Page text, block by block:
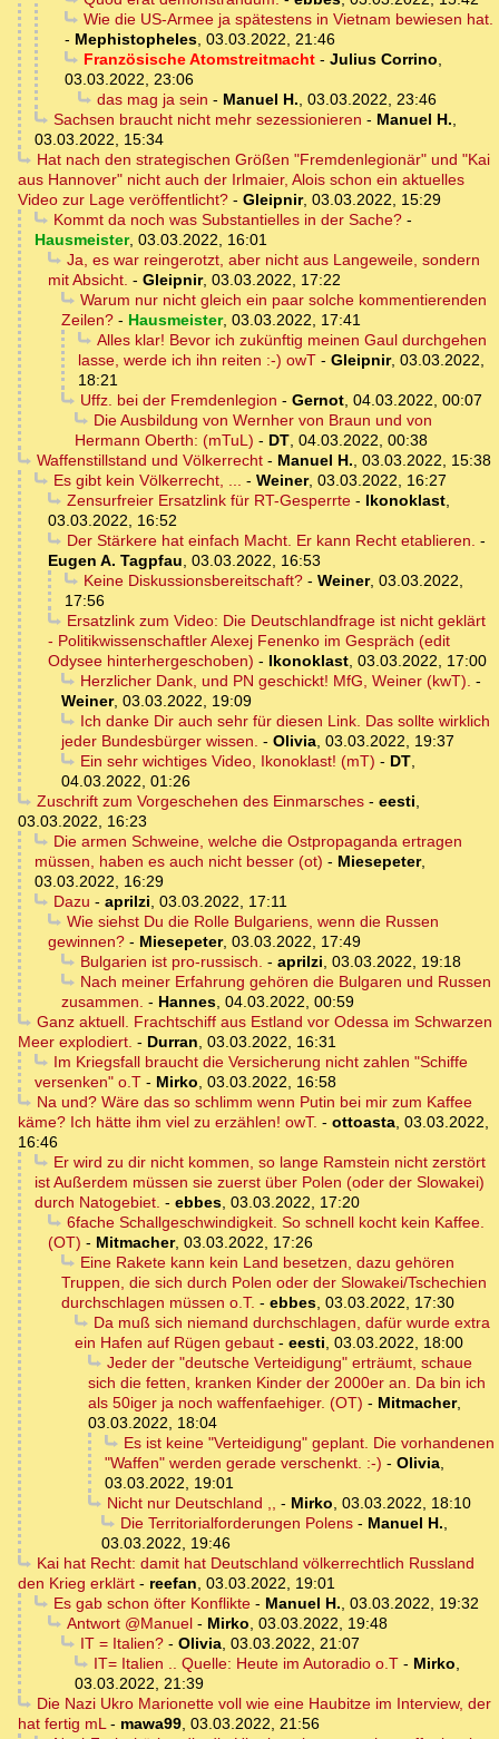
Wie die US-Armee ja spätestens in Vietnam bewiesen hat.
- Mephistopheles, 03.03.2022, 21:46
Französische Atomstreitmacht- Julius Corrino,
03.03.2022, 23:06
das mag ja sein - Manuel H., 03.03.2022, 23:46
Sachsen braucht nicht mehr sezessionieren - Manuel H.,
03.03.2022, 15:34
Hat nach den strategischen Größen "Fremdenlegionär" und "Kai
aus Hannover" nicht auch der Irlmaier, Alois schon ein aktuelles
Video zur Lage veröffentlicht? - Gleipnir, 03.03.2022, 15:29
Kommt da noch was Substantielles in der Sache?-
Hausmeister, 03.03.2022, 16:01
Ja, es war reingerotzt, aber nicht aus Langeweile, sondern
mit Absicht. - Gleipnir, 03.03.2022, 17:22
Warum nur nicht gleich ein paar solche kommentierenden
Zeilen? - Hausmeister, 03.03.2022, 17:41
Alles klar! Bevor ich zukünftig meinen Gaul durchgehen
lasse, werde ich ihn reiten :-) owT - Gleipnir, 03.03.2022,
18:21
Uffz. bei der Fremdenlegion - Gernot, 04.03.2022, 00:07
Die Ausbildung von Wernher von Braun und von
Hermann Oberth: (mTuL) - DT, 04.03.2022, 00:38
Waffenstillstand und Völkerrecht- Manuel H., 03.03.2022, 15:38
Es gibt kein Völkerrecht, ... - Weiner, 03.03.2022, 16:27
Zensurfreier Ersatzlink für RT-Gesperrte- Ikonoklast,
03.03.2022, 16:52
Der Stärkere hat einfach Macht. Er kann Recht etablieren. -
Eugen A. Tagpfau, 03.03.2022, 16:53
Keine Diskussionsbereitschaft?- Weiner, 03.03.2022,
17:56
Ersatzlink zum Video: Die Deutschlandfrage ist nicht geklärt
- Politikwissenschaftler Alexej Fenenko im Gespräch (edit
Odysee hinterhergeschoben) - Ikonoklast, 03.03.2022, 17:00
Herzlicher Dank, und PN geschickt! MfG, Weiner (kwT). -
Weiner, 03.03.2022, 19:09
Ich danke Dir auch sehr für diesen Link. Das sollte wirklich
jeder Bundesbürger wissen. - Olivia, 03.03.2022, 19:37
Ein sehr wichtiges Video, Ikonoklast! (mT) - DT,
04.03.2022, 01:26
Zuschrift zum Vorgeschehen des Einmarsches- eesti,
03.03.2022, 16:23
Die armen Schweine, welche die Ostpropaganda ertragen
müssen, haben es auch nicht besser (ot) - Miesepeter,
03.03.2022, 16:29
Dazu - aprilzi, 03.03.2022, 17:11
Wie siehst Du die Rolle Bulgariens, wenn die Russen
gewinnen? - Miesepeter, 03.03.2022, 17:49
Bulgarien ist pro-russisch. - aprilzi, 03.03.2022, 19:18
Nach meiner Erfahrung gehören die Bulgaren und Russen
zusammen. - Hannes, 04.03.2022, 00:59
Ganz aktuell. Frachtschiff aus Estland vor Odessa im Schwarzen
Meer explodiert. - Durran, 03.03.2022, 16:31
Im Kriegsfall braucht die Versicherung nicht zahlen "Schiffe
versenken" o.T - Mirko, 03.03.2022, 16:58
Na und? Wäre das so schlimm wenn Putin bei mir zum Kaffee
käme? Ich hätte ihm viel zu erzählen! owT. - ottoasta, 03.03.2022,
16:46
Er wird zu dir nicht kommen, so lange Ramstein nicht zerstört
ist Außerdem müssen sie zuerst über Polen (oder der Slowakei)
durch Natogebiet. - ebbes, 03.03.2022, 17:20
6fache Schallgeschwindigkeit. So schnell kocht kein Kaffee.
(OT) - Mitmacher, 03.03.2022, 17:26
Eine Rakete kann kein Land besetzen, dazu gehören
Truppen, die sich durch Polen oder der Slowakei/Tschechien
durchschlagen müssen o.T. - ebbes, 03.03.2022, 17:30
Da muß sich niemand durchschlagen, dafür wurde extra
ein Hafen auf Rügen gebaut - eesti, 03.03.2022, 18:00
Jeder der "deutsche Verteidigung" erträumt, schaue
sich die fetten, kranken Kinder der 2000er an. Da bin ich
als 50iger ja noch waffenfaehiger. (OT) - Mitmacher,
03.03.2022, 18:04
Es ist keine "Verteidigung" geplant. Die vorhandenen
"Waffen" werden gerade verschenkt. :-) - Olivia,
03.03.2022, 19:01
Nicht nur Deutschland ,, - Mirko, 03.03.2022, 18:10
Die Territorialforderungen Polens- Manuel H.,
03.03.2022, 19:46
Kai hat Recht: damit hat Deutschland völkerrechtlich Russland
den Krieg erklärt - reefan, 03.03.2022, 19:01
Es gab schon öfter Konflikte- Manuel H., 03.03.2022, 19:32
Antwort @Manuel- Mirko, 03.03.2022, 19:48
IT = Italien?- Olivia, 03.03.2022, 21:07
IT= Italien .. Quelle: Heute im Autoradio o.T- Mirko,
03.03.2022, 21:39
Die Nazi Ukro Marionette voll wie eine Haubitze im Interview, der
hat fertig mL- mawa99, 03.03.2022, 21:56